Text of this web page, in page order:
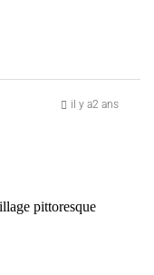
il y a2 ans
pittoresque